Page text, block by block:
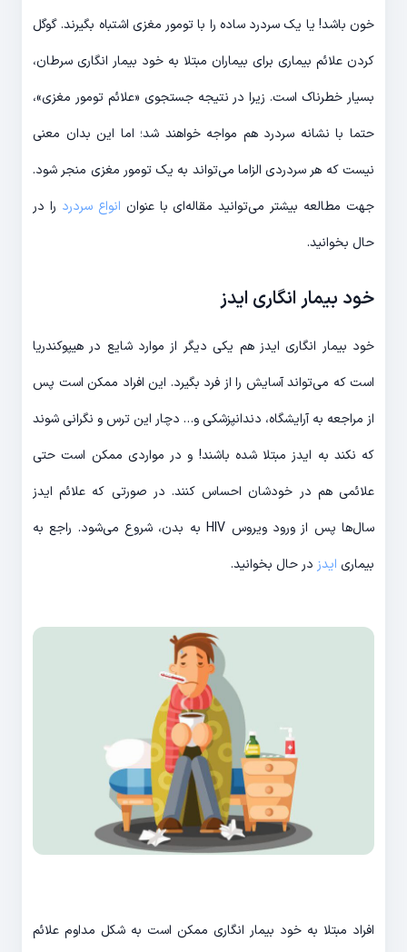
خون باشد! یا یک سردرد ساده را با تومور مغزی اشتباه بگیرند. گوگل
کردن علائم بیماری برای بیماران مبتلا به خود بیمار انگاری سرطان،
بسیار خطرناک است. زیرا در نتیجه جستجوی «علائم تومور مغزی»،
حتما با نشانه سردرد هم مواجه خواهند شد؛ اما این بدان معنی
نیست که هر سردردی الزاما می‌تواند به یک تومور مغزی منجر شود.
جهت مطالعه بیشتر می‌توانید مقاله‌ای با عنوان انواع سردرد را در
حال بخوانید.
خود بیمار انگاری ایدز
خود بیمار انگاری ایدز هم یکی دیگر از موارد شایع در هیپوکندریا
است که می‌تواند آسایش را از فرد بگیرد. این افراد ممکن است پس
از مراجعه به آرایشگاه، دندانپزشکی و… دچار این ترس و نگرانی شوند
که نکند به ایدز مبتلا شده باشند! و در مواردی ممکن است حتی
علائمی هم در خودشان احساس کنند. در صورتی که علائم ایدز
سال‌ها پس از ورود ویروس HIV به بدن، شروع می‌شود. راجع به
بیماری ایدز در حال بخوانید.
افراد مبتلا به خود بیمار انگاری ممکن است به شکل مداوم علائم